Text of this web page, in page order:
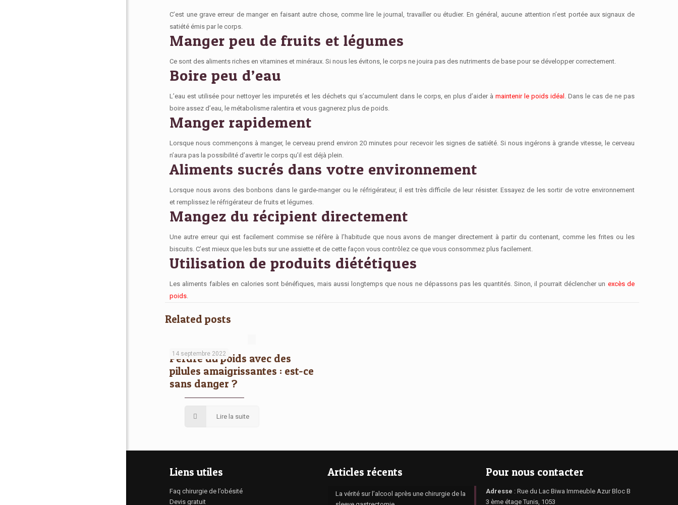
C’est une grave erreur demanger en faisant autre chose, comme lire le journal, travailler ou étudier. En général, aucune attention n’est portée aux signaux de
satiété émis par le corps.
Manger peu de fruits et légumes
Ce sont des aliments riches en vitamines et minéraux. Si nous les évitons, le corps ne jouira pas des nutriments de base pour se développer correctement.
Boire peu d’eau
L’eau est utilisée pournettoyer les impuretés et les déchets qui s’accumulent dans le corps, en plus d’aider àmaintenir le poids idéal . Dans le cas de ne pas
boire assez d’eau, le métabolisme ralentira et vous gagnerez plus de poids.
Manger rapidement
Lorsque nous commençons à manger, le cerveau prend environ 20 minutes pour recevoir les signes de satiété. Si nous ingérons à grande vitesse, le cerveau
n’aura pas la possibilité d’avertir le corps qu’il est déjà plein.
Aliments sucrés dans votre environnement
Lorsque nous avons des bonbons dans le garde-manger ou le réfrigérateur, il est très difficile de leur résister. Essayez de les sortir de votre environnement
etremplissez le réfrigérateur de fruits et légumes.
Mangez du récipient directement
Une autre erreur qui est facilement commise se réfère à l’habitude que nous avons demanger directement à partir du contenant, comme les frites ou les
biscuits. C’est mieux que les buts sur une assiette et de cette façon vous contrôlez ce que vous consommez plus facilement.
Utilisation de produits diététiques
Les aliments faibles en calories sont bénéfiques, mais aussi longtemps quenous ne dépassons pas les quantités. Sinon, il pourrait déclencher un excès de
poids.
Related posts
14 septembre 2022
Perdre du poids avec des
pilules amaigrissantes : est-ce
sans danger ?
Lire la suite
Liens utiles
Faq chirurgie de l’obésité
Devis gratuit
Articles récents
La vérité sur l’alcool après une chirurgie de la
Pour nous contacter
Adresse : Rue du Lac Biwa Immeuble Azur Bloc B
3 ème étage Tunis, 1053